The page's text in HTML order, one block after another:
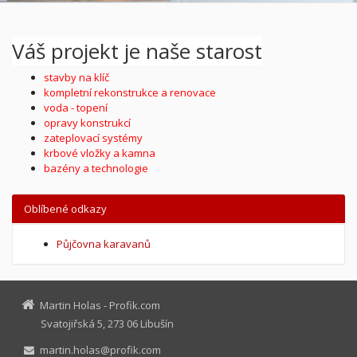
Váš projekt je naše starost
stavby na klíč
kompletní rekonstrukce a renovace
voda - topení
opravy konstrukcí
zateplovací systémy
krbové vložky a kamna
bazény a technologie
Oblíbené odkazy
Půjčovna karavanů
Martin Holas - Profik.com
Svatojiřská 5, 273 06 Libušín
martin.holas@profik.com